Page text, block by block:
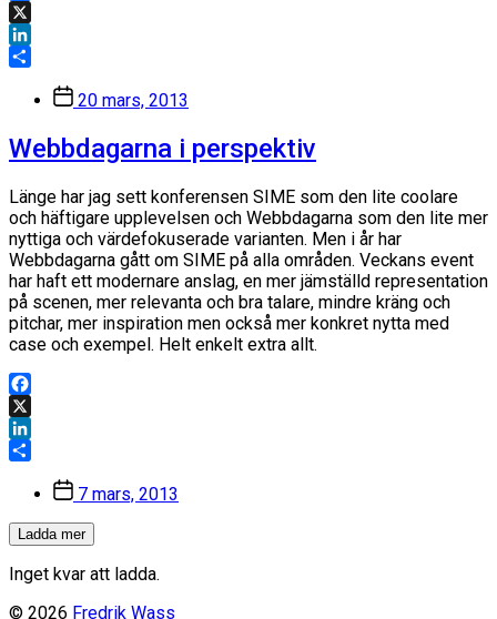
Facebook
X
LinkedIn
Inläggsdatum
20 mars, 2013
Webbdagarna i perspektiv
Länge har jag sett konferensen SIME som den lite coolare
och häftigare upplevelsen och Webbdagarna som den lite mer
nyttiga och värdefokuserade varianten. Men i år har
Webbdagarna gått om SIME på alla områden. Veckans event
har haft ett modernare anslag, en mer jämställd representation
på scenen, mer relevanta och bra talare, mindre kräng och
pitchar, mer inspiration men också mer konkret nytta med
case och exempel. Helt enkelt extra allt.
Facebook
X
LinkedIn
Inläggsdatum
7 mars, 2013
Ladda mer
Inget kvar att ladda.
© 2026 Fredrik Wass